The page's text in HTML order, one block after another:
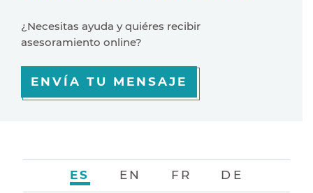
¿Necesitas ayuda y quiéres recibir
asesoramiento online?
ENVÍA TU MENSAJE
ES EN FR DE